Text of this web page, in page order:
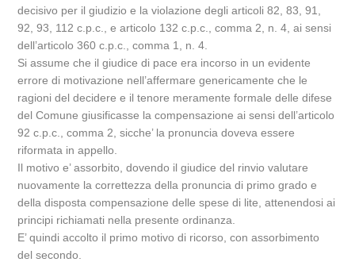
decisivo per il giudizio e la violazione degli articoli 82, 83, 91,
92, 93, 112 c.p.c., e articolo 132 c.p.c., comma 2, n. 4, ai sensi
dell’articolo 360 c.p.c., comma 1, n. 4.
Si assume che il giudice di pace era incorso in un evidente
errore di motivazione nell’affermare genericamente che le
ragioni del decidere e il tenore meramente formale delle difese
del Comune giusificasse la compensazione ai sensi dell’articolo
92 c.p.c., comma 2, sicche’ la pronuncia doveva essere
riformata in appello.
Il motivo e’ assorbito, dovendo il giudice del rinvio valutare
nuovamente la correttezza della pronuncia di primo grado e
della disposta compensazione delle spese di lite, attenendosi ai
principi richiamati nella presente ordinanza.
E’ quindi accolto il primo motivo di ricorso, con assorbimento
del secondo.